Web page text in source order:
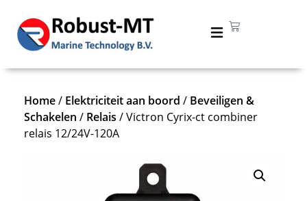
Home/ Elektriciteit aan boord / Beveiligen &
Schakelen / Relais / Victron Cyrix-ct combiner
relais 12/24V-120A